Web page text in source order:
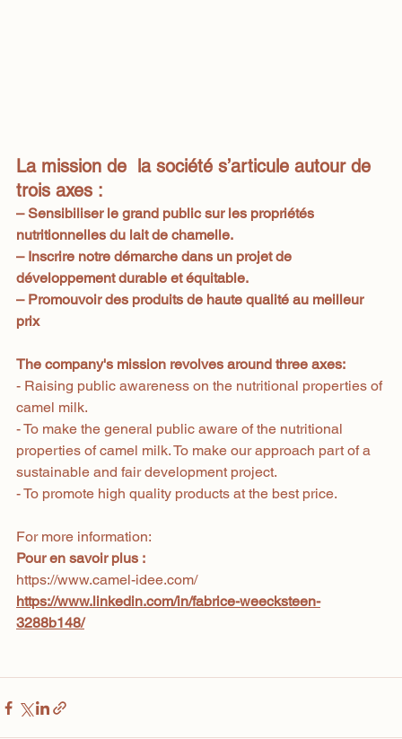
La mission de  la société s’articule autour de
trois axes :
– Sensibiliser le grand public sur les propriétés
nutritionnelles du lait de chamelle.
– Inscrire notre démarche dans un projet de
développement durable et équitable.
– Promouvoir des produits de haute qualité au meilleur
prix
The company's mission revolves around three axes:
- Raising public awareness on the nutritional properties of
camel milk.
- To make the general public aware of the nutritional
properties of camel milk. To make our approach part of a
sustainable and fair development project.
- To promote high quality products at the best price.
For more information:
Pour en savoir plus :
https://www.camel-idee.com/
https://www.linkedin.com/in/fabrice-weecksteen-
3288b148/